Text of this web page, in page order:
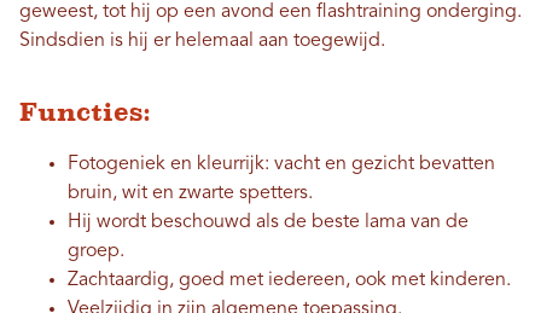
geweest, tot hij op een avond een flashtraining onderging.
Sindsdien is hij er helemaal aan toegewijd.
Functies:
Fotogeniek en kleurrijk: vacht en gezicht bevatten
bruin, wit en zwarte spetters.
Hij wordt beschouwd als de beste lama van de
groep.
Zachtaardig, goed met iedereen, ook met kinderen.